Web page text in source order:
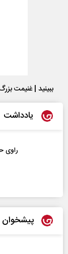
ببینید | غنیمت
یادداشت
پیشخوان